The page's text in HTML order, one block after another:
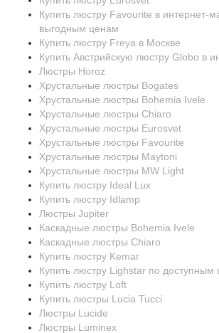
Купить люстру Favourite в интернет-
выгодным ценам
Купить люстру Freya в Москве
Купить Австрийскую люстру Globo в
Люстры Horoz
Хрустальные люстры Bogates
Хрустальные люстры Bohemia Ivele
Хрустальные люстры Chiaro
Хрустальные люстры Eurosvet
Хрустальные люстры Favourite
Хрустальные люстры Maytoni
Хрустальные люстры MW Light
Купить люстру Ideal Lux
Купить люстру Idlamp
Люстры Jupiter
Каскадные люстры Bohemia Ivele
Каскадные люстры Chiaro
Купить люстру Kemar
Купить люстру Lighstar по доступным
Купить люстру Loft
Купить люстры Lucia Tucci
Люстры Lucide
Люстры Luminex